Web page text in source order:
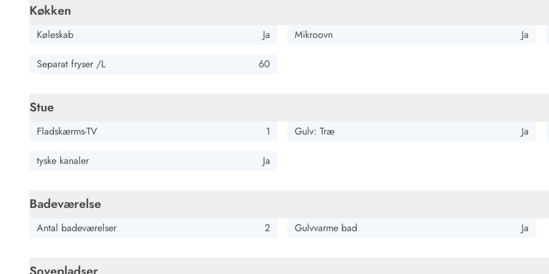
Gast
Deutschland
AI Oversat
Et simpelt hyggeligt hus
Køkken
Køleskab Ja Mikroovn Ja
Separat fryser /L 60
Stue
Fladskærms-TV 1 Gulv: Træ Ja
tyske kanaler Ja
Badeværelse
Antal badeværelser 2 Gulvvarme bad Ja